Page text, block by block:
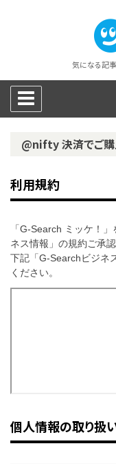
気になる記事
@nifty 決済でご購
利用規約
「G-Search ミッケ！
ネス情報」の規約ご承
下記「G-Searchビジネ
ください。
個人情報の取り扱